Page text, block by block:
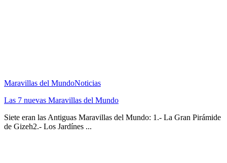
Maravillas del MundoNoticias
Las 7 nuevas Maravillas del Mundo
Siete eran las Antiguas Maravillas del Mundo: 1.- La Gran Pirámide
de Gizeh2.- Los Jardínes ...